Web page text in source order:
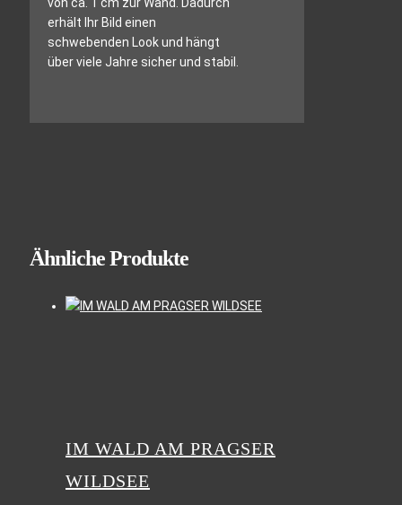
erhält Ihr Bild einen
schwebenden Look und hängt
über viele Jahre sicher und stabil.
Ähnliche Produkte
IM WALD AM PRAGSER
WILDSEE